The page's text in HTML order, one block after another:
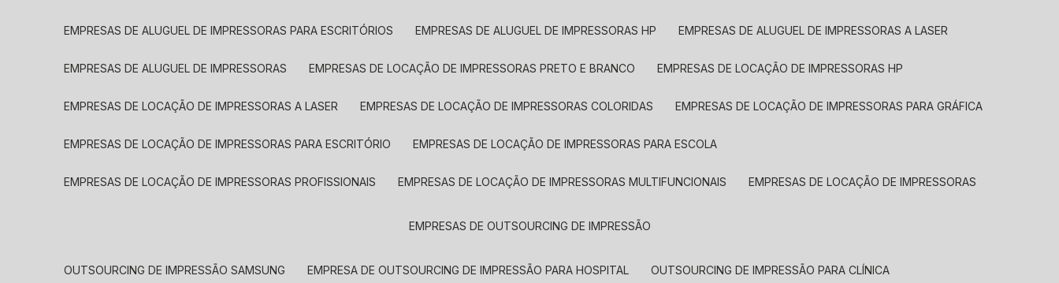
EMPRESAS DE ALUGUEL DE IMPRESSORAS PARA ESCRITÓRIOS EMPRESAS DE ALUGUEL DE IMPRESSORAS HP EMPRESAS DE ALUGUEL DE IMPRESSORAS A LASER
EMPRESAS DE ALUGUEL DE IMPRESSORAS EMPRESAS DE LOCAÇÃO DE IMPRESSORAS PRETO E BRANCO EMPRESAS DE LOCAÇÃO DE IMPRESSORAS HP
EMPRESAS DE LOCAÇÃO DE IMPRESSORAS A LASER EMPRESAS DE LOCAÇÃO DE IMPRESSORAS COLORIDAS EMPRESAS DE LOCAÇÃO DE IMPRESSORAS PARA GRÁFICA
EMPRESAS DE LOCAÇÃO DE IMPRESSORAS PARA ESCRITÓRIO EMPRESAS DE LOCAÇÃO DE IMPRESSORAS PARA ESCOLA
EMPRESAS DE LOCAÇÃO DE IMPRESSORAS PROFISSIONAIS EMPRESAS DE LOCAÇÃO DE IMPRESSORAS MULTIFUNCIONAIS EMPRESAS DE LOCAÇÃO DE IMPRESSORAS
EMPRESAS DE OUTSOURCING DE IMPRESSÃO
OUTSOURCING DE IMPRESSÃO SAMSUNG EMPRESA DE OUTSOURCING DE IMPRESSÃO PARA HOSPITAL OUTSOURCING DE IMPRESSÃO PARA CLÍNICA